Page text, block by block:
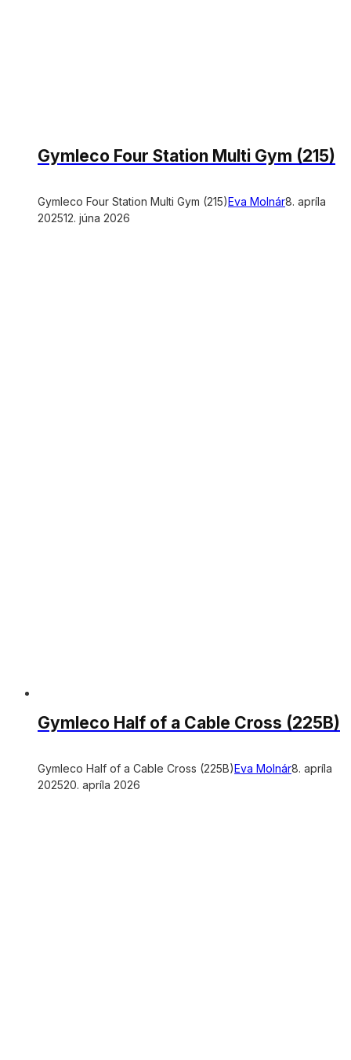
Gymleco Four Station Multi Gym (215)
Gymleco Four Station Multi Gym (215)Eva Molnár8. apríla
202512. júna 2026
Gymleco Half of a Cable Cross (225B)
Gymleco Half of a Cable Cross (225B)Eva Molnár8. apríla
202520. apríla 2026